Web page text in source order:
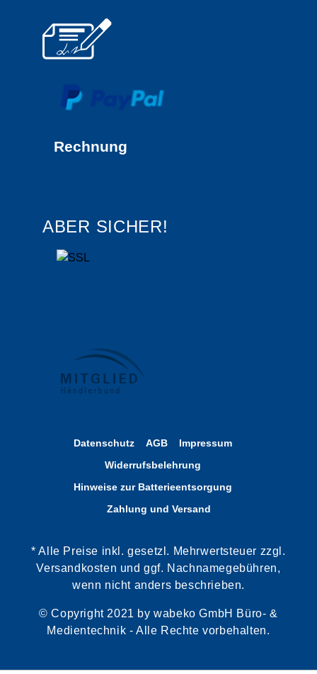
Rechnung
ABER SICHER!
Datenschutz AGB
Impressum
Widerrufsbelehrung
Hinweise zur Batterieentsorgung
Zahlung und Versand
* Alle Preise inkl. gesetzl. Mehrwertsteuer zzgl.
Versandkosten und ggf. Nachnamegebühren,
wenn nicht anders beschrieben.
© Copyright 2021 by wabeko GmbH Büro- &
Medientechnik - Alle Rechte vorbehalten.